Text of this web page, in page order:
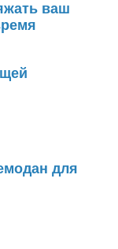
ваш
для